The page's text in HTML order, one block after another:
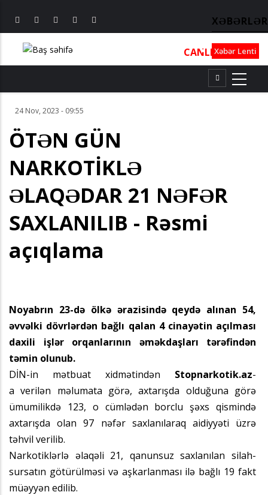
XƏBƏRLƏR
Xəbər Lenti
CANLI┃TV┃FM
24 Nov, 2023 - 09:55
ÖTƏN GÜN
NARKOTİKLƏ
ƏLAQƏDAR 21 NƏFƏR
SAXLANILIB - Rəsmi
açıqlama
Noyabrın 23-də ölkə ərazisində qeydə alınan 54,
əvvəlki dövrlərdən bağlı qalan 4 cinayətin açılması
daxili işlər orqanlarının əməkdaşları tərəfindən
təmin olunub.
DİN-in mətbuat xidmətindən Stopnarkotik.az-
a verilən məlumata görə, axtarışda olduğuna görə
ümumilikdə 123, o cümlədən borclu şəxs qismində
axtarışda olan 97 nəfər saxlanılaraq aidiyyəti üzrə
təhvil verilib.
Narkotiklərlə əlaqəli 21, qanunsuz saxlanılan silah-
sursatın götürülməsi və aşkarlanması ilə bağlı 19 fakt
müəyyən edilib.